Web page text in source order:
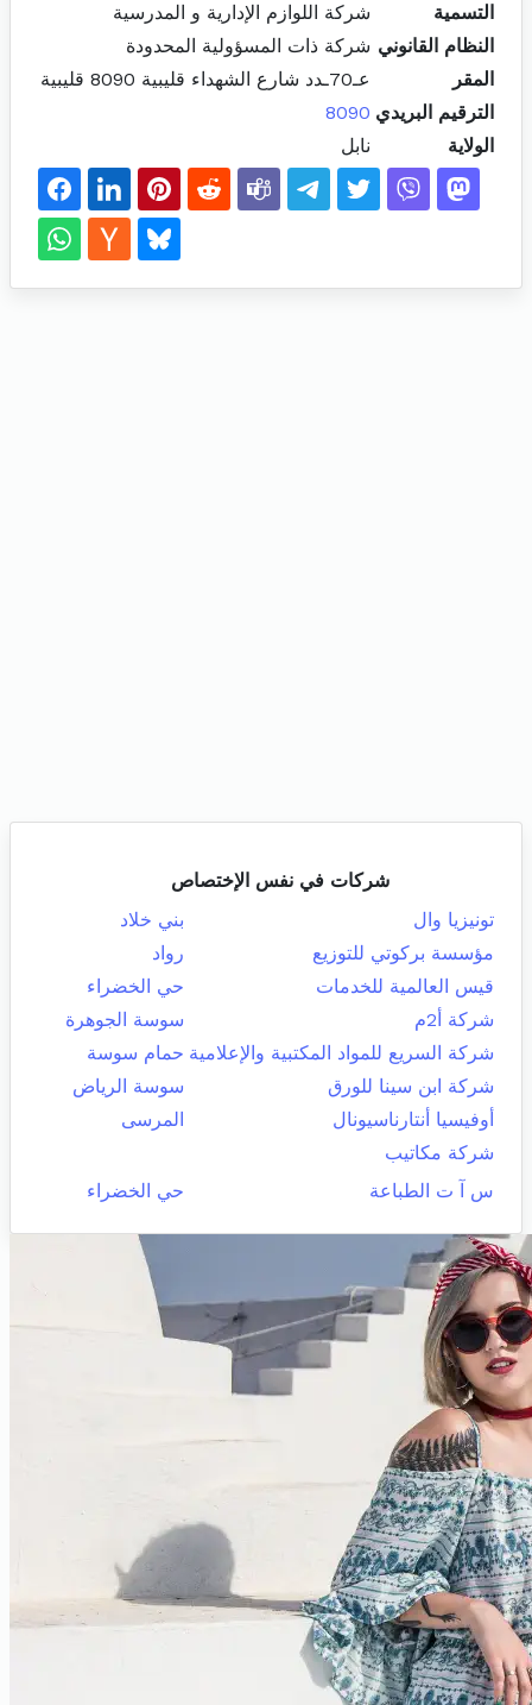
التسمية
شركة اللوازم الإدارية و المدرسية
النظام القانوني شركة ذات المسؤولية المحدودة
المقر
عـ70ـدد شارع الشهداء قليبية 8090 قليبية
الترقيم البريدي 8090
الولاية
نابل
شركات في نفس الإختصاص
تونيزيا وال
بني خلاد
مؤسسة بركوتي للتوزيع
رواد
قيس العالمية للخدمات
حي الخضراء
شركة أ2م
سوسة الجوهرة
شركة السريع للمواد المكتبية والإعلامية حمام سوسة
شركة ابن سينا للورق
سوسة الرياض
أوفيسيا أنتارناسيونال
المرسى
شركة مكاتيب
س آ ت الطباعة
حي الخضراء